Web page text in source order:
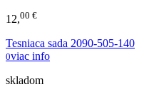
12,00 €
Tesniaca sada 2090-505-140
0viac info
skladom